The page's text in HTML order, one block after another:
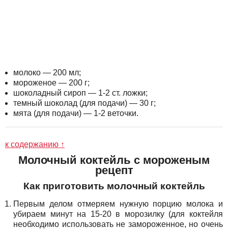
молоко — 200 мл;
мороженое — 200 г;
шоколадный сироп — 1-2 ст. ложки;
темный шоколад (для подачи) — 30 г;
мята (для подачи) — 1-2 веточки.
к содержанию ↑
Молочный коктейль с мороженым
рецепт
Как приготовить молочный коктейль
Первым делом отмеряем нужную порцию молока и
убираем минут на 15-20 в морозилку (для коктейля
необходимо использовать не замороженное, но очень